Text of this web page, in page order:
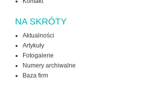
NA SKRÓTY
Aktualności
Artykuły
Fotogalerie
Numery archiwalne
Baza firm